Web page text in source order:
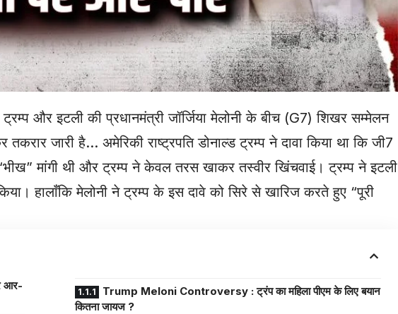
ट्रम्प और इटली की प्रधानमंत्री जॉर्जिया मेलोनी के बीच (G7) शिखर सम्मेलन
जारी है… अमेरिकी राष्ट्रपति डोनाल्ड ट्रम्प ने दावा किया था कि जी7
मांगी थी और ट्रम्प ने केवल तरस खाकर तस्वीर खिंचवाई। ट्रम्प ने इटली
हालाँकि मेलोनी ने ट्रम्प के इस दावे को सिरे से खारिज करते हुए “पूरी
आर-
Trump Meloni Controversy : ट्रंप का महिला पीएम के लिए बयान
कितना जायज ?